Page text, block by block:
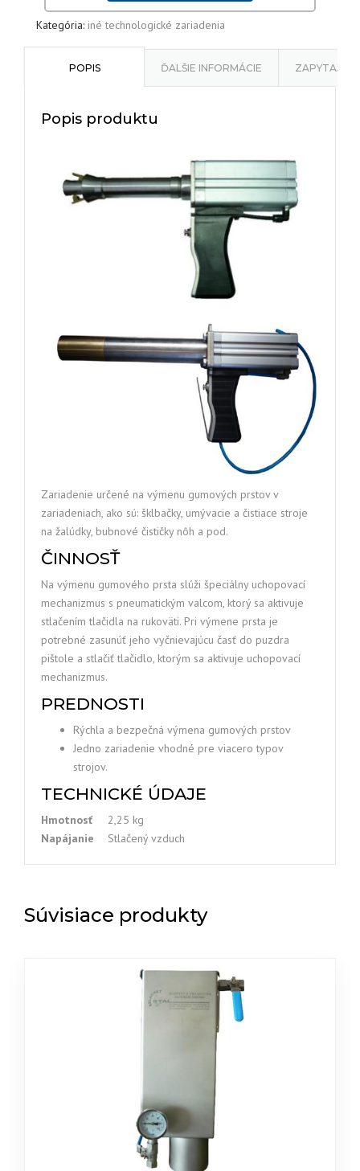
Kategória: iné technologické zariadenia
POPIS ĎALŠIE INFORMÁCIE ZAPYTAJ O
Popis produktu
Zariadenie určené na výmenu gumových prstov v
zariadeniach, ako sú: šklbačky, umývacie a čistiace stroje
na žalúdky, bubnové čističky nôh a pod.
ČINNOSŤ
Na výmenu gumového prsta slúži špeciálny uchopovací
mechanizmus s pneumatickým valcom, ktorý sa aktivuje
stlačením tlačidla na rukoväti. Pri výmene prsta je
potrebné zasunúť jeho vyčnievajúcu časť do puzdra
pištole a stlačiť tlačidlo, ktorým sa aktivuje uchopovací
mechanizmus.
PREDNOSTI
Rýchla a bezpečná výmena gumových prstov
Jedno zariadenie vhodné pre viacero typov
strojov.
TECHNICKÉ ÚDAJE
Hmotnosť
2,25 kg
Napájanie
Stlačený vzduch
Súvisiace produkty